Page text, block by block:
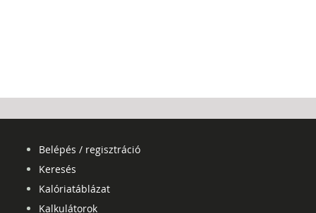
Belépés / regisztráció
Keresés
Kalóriatáblázat
Kalkulátorok